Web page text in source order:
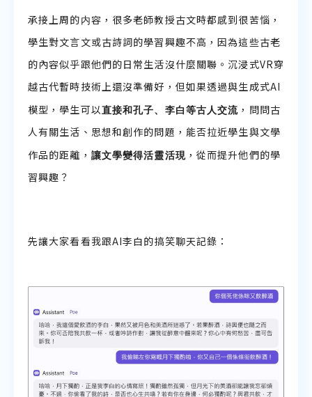
承接上周的内容，很多老師教授古文時都感到很苦惱，
學生對文言文或古詩詞的學習興趣不高，因為這些古老
的內容似乎跟他們的日常生活沒什麼關聯。沉浸式VR穿
越古代暫時技術上還沒準備好，但如果透過與生成式AI
模型，學生可以直接和孔子、李白等古人交流 ，問問古
人有關生活、思想和創作的問題，能否拉近學生與文學
作品的距離， 讓文學變得活靈活現，從而提升他們的學
習興趣？
先讓大家看看我跟AI李白的搞笑聊天記錄：